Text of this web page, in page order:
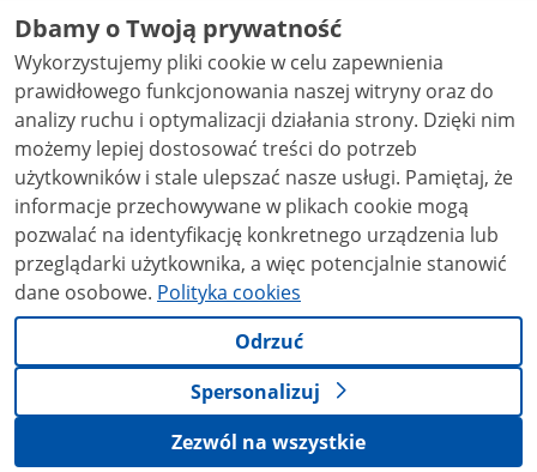
Materiały audiowizualne, w tym zdjęcia, materiały
audio i wideo, są udostępniane na licencji typu
Creative Commons: uznanie autorstwa użycie
niekomercyjne - bez utworów zależnych 4.0 (CC BY-
NC-ND 4.0), o ile nie jest to stwierdzone inaczej.
Dbamy o Twoją prywatność
Wykorzystujemy pliki cookie w celu zapewnienia
prawidłowego funkcjonowania naszej witryny oraz do
analizy ruchu i optymalizacji działania strony. Dzięki nim
możemy lepiej dostosować treści do potrzeb
użytkowników i stale ulepszać nasze usługi. Pamiętaj, że
informacje przechowywane w plikach cookie mogą
pozwalać na identyfikację konkretnego urządzenia lub
przeglądarki użytkownika, a więc potencjalnie stanowić
dane osobowe. Polityka cookies
Odrzuć
Spersonalizuj
Zezwól na wszystkie